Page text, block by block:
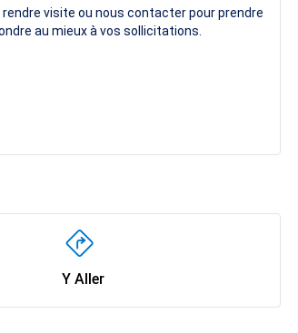
visite ou nous contacter pour prendre
au mieux à vos sollicitations.
Y Aller